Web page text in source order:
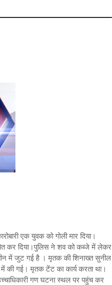
एक युवक को गोली मार दिया।
कर दिया।पुलिस ने शव को कब्जे में लेकर
में जुट गई है । मृतक की शिनाख्त सुनील
में की गई। मृतक टेंट का कार्य करता था।
गण घटना स्थल पर पहुंच कर